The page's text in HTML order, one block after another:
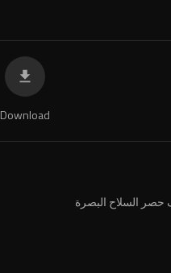
Download
السلاح البصرة